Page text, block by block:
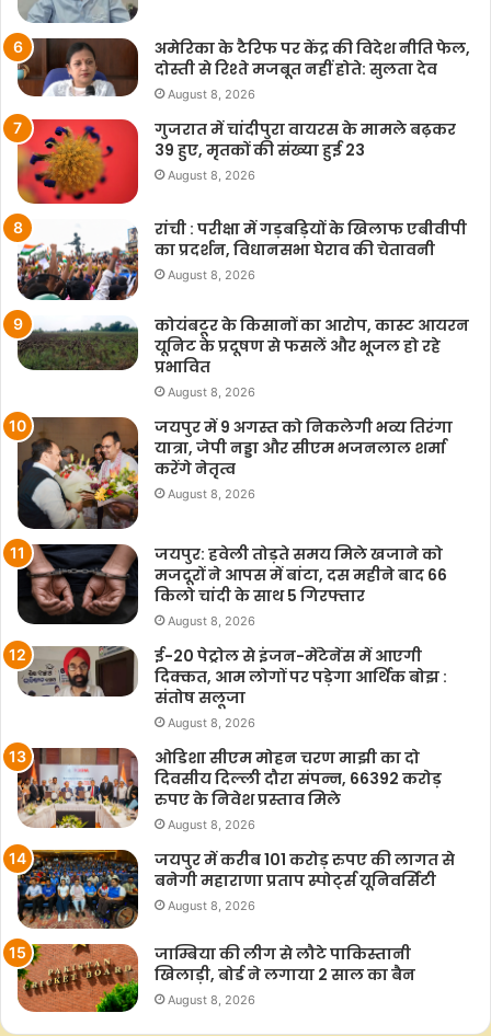
अमेरिका के टैरिफ पर केंद्र की विदेश नीति फेल,
दोस्ती से रिश्ते मजबूत नहीं होते: सुलता देव
August 8, 2026
गुजरात में चांदीपुरा वायरस के मामले बढ़कर
39 हुए, मृतकों की संख्या हुई 23
August 8, 2026
रांची : परीक्षा में गड़बड़ियों के खिलाफ एबीवीपी
का प्रदर्शन, विधानसभा घेराव की चेतावनी
August 8, 2026
कोयंबटूर के किसानों का आरोप, कास्ट आयरन
यूनिट के प्रदूषण से फसलें और भूजल हो रहे
प्रभावित
August 8, 2026
जयपुर में 9 अगस्त को निकलेगी भव्य तिरंगा
यात्रा, जेपी नड्डा और सीएम भजनलाल शर्मा
करेंगे नेतृत्व
August 8, 2026
जयपुर: हवेली तोड़ते समय मिले खजाने को
मजदूरों ने आपस में बांटा, दस महीने बाद 66
किलो चांदी के साथ 5 गिरफ्तार
August 8, 2026
ई-20 पेट्रोल से इंजन-मेंटेनेंस में आएगी
दिक्कत, आम लोगों पर पड़ेगा आर्थिक बोझ :
संतोष सलूजा
August 8, 2026
ओडिशा सीएम मोहन चरण माझी का दो
दिवसीय दिल्ली दौरा संपन्न, 66392 करोड़
रुपए के निवेश प्रस्ताव मिले
August 8, 2026
जयपुर में करीब 101 करोड़ रुपए की लागत से
बनेगी महाराणा प्रताप स्पोर्ट्स यूनिवर्सिटी
August 8, 2026
जाम्बिया की लीग से लौटे पाकिस्तानी
खिलाड़ी, बोर्ड ने लगाया 2 साल का बैन
August 8, 2026